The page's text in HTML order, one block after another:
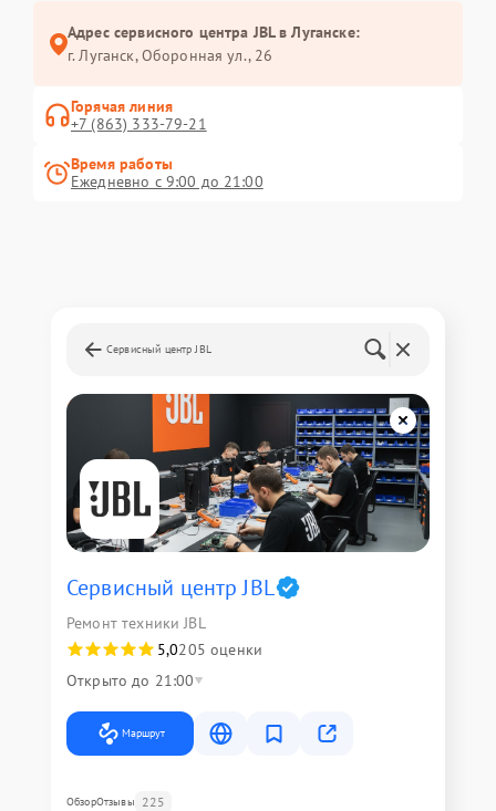
Адрес сервисного центра JBL в Луганске:
г. Луганск, Оборонная ул., 26
Горячая линия
+7 (863) 333-79-21
Время работы
Ежедневно с 9:00 до 21:00
Сервисный центр JBL
Сервисный центр JBL
Ремонт техники JBL
5,0205 оценки
Открыто до 21:00
Маршрут
ОбзорОтзывы 225